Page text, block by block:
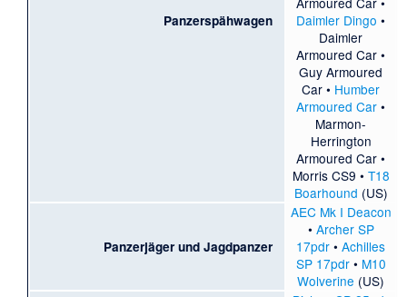
Panzerspähwagen
Daimler Dingo •
Daimler
Armoured Car •
Guy Armoured
Car • Humber
Armoured Car •
Marmon-
Herrington
Armoured Car •
Morris CS9 • T18
Boarhound (US)
Panzerjäger und Jagdpanzer
AEC Mk I Deacon
• Archer SP
17pdr •Achilles
SP 17pdr• M10
Wolverine (US)